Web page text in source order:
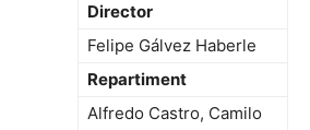
Director
Felipe Gálvez Haberle
Repartiment
Alfredo Castro, Camilo